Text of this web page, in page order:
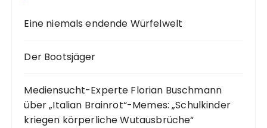
Eine niemals endende Würfelwelt
Der Bootsjäger
Mediensucht-Experte Florian Buschmann
über „Italian Brainrot“-Memes: „Schulkinder
kriegen körperliche Wutausbrüche“